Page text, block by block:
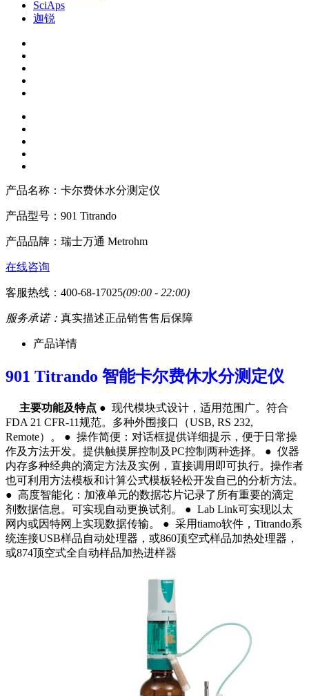
SciAps
迦锐
产品名称： 卡尔费休水分测定仪
产品型号： 901 Titrando
产品品牌： 瑞士万通 Metrohm
在线咨询
客服热线：400-68-17025(09:00 - 22:00)
服务承诺： 真实描述正品销售售后保障
产品详情
901 Titrando 智能卡尔费休水分测定仪
主要功能及特点 ● 现代模块式设计，适用范围广。符合
FDA 21 CFR-11规范。多种外围接口（USB, RS 232,
Remote）。 ● 操作简便：对话框提供详细提示，便于日常操
作及方法开发。提供触摸屏控制及PC控制两种选择。 ● 仪器
内存多种经典的滴定方法及实例，直接调用即可执行。操作者
也可利用方法模板和计算公式模板轻松开发自已的分析方法。
● 高度智能化：加液单元的数据芯片记录了所有重要的滴定
剂数据信息。可实现自动更换试剂。 ● Lab Link可实现以太
网内或因特网上实现数据传输。 ● 采用tiamo软件，Titrando系
统连接USB样品自动处理器，或860顶空式样品加热处理器，
或874顶空式全自动样品加热进样器